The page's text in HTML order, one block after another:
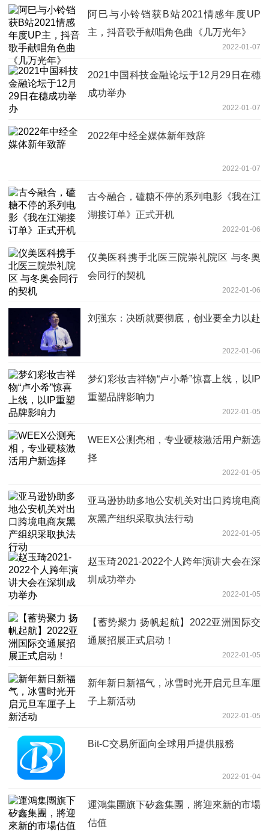
阿巳与小铃铛获B站2021情感年度UP
主，抖音歌手献唱角色曲《几万光年》
2022-01-07
2021中国科技金融论坛于12月29日在穗
成功举办
2022-01-07
2022年中经全媒体新年致辞
2022-01-07
古今融合，磕糖不停的系列电影《我在江
湖接订单》正式开机
2022-01-06
仪美医科携手北医三院崇礼院区 与冬奥
会同行的契机
2022-01-06
刘强东：决断就要彻底，创业要全力以赴
2022-01-06
梦幻彩妆吉祥物“卢小希”惊喜上线，以IP
重塑品牌影响力
2022-01-05
WEEX公测亮相，专业硬核激活用户新选
择
2022-01-05
亚马逊协助多地公安机关对出口跨境电商
灰黑产组织采取执法行动
2022-01-05
赵玉琦2021-2022个人跨年演讲大会在深
圳成功举办
2022-01-05
【蓄势聚力 扬帆起航】2022亚洲国际交
通展招展正式启动！
2022-01-05
新年新日新福气，冰雪时光开启元旦车厘
子上新活动
2022-01-05
Bit-C交易所面向全球用戶提供服務
2022-01-04
運鴻集團旗下矽鑫集團，將迎來新的市場
估值